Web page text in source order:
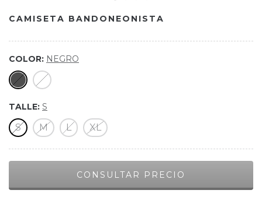
CAMISETA BANDONEONISTA
COLOR: NEGRO
TALLE: S
S M L XL